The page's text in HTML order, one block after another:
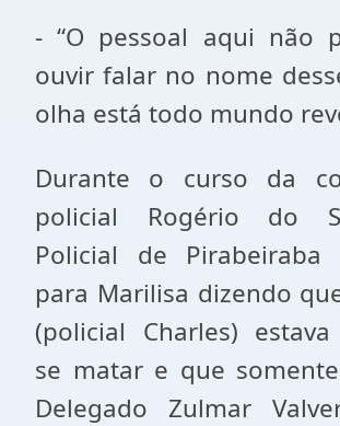
- “O pessoal aqui não
ouvir falar no nome
olha está todo mundo
Durante o curso da
policial Rogério do
Policial de Pirabeiraba
para Marilisa dizendo
(policial Charles)
se matar e que
Delegado Zulmar